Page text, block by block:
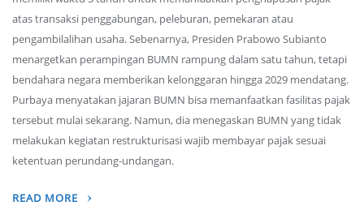
atas transaksi penggabungan, peleburan, pemekaran atau
pengambilalihan usaha. Sebenarnya, Presiden Prabowo Subianto
menargetkan perampingan BUMN rampung dalam satu tahun, tetapi
bendahara negara memberikan kelonggaran hingga 2029 mendatang.
Purbaya menyatakan jajaran BUMN bisa memanfaatkan fasilitas pajak
tersebut mulai sekarang. Namun, dia menegaskan BUMN yang tidak
melakukan kegiatan restrukturisasi wajib membayar pajak sesuai
ketentuan perundang-undangan.
READ MORE